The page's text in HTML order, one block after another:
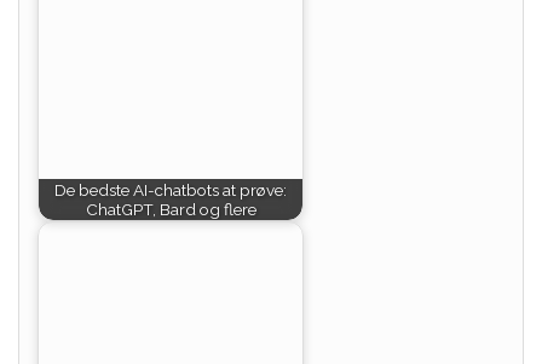
De bedste AI-chatbots at prøve:
ChatGPT, Bard og flere